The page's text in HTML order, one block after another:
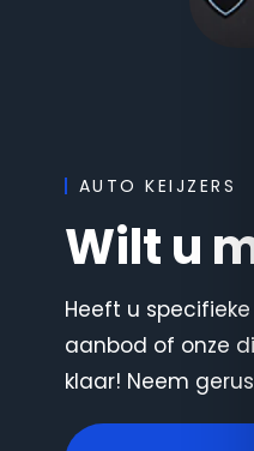
AUTO KEIJZERS
Wilt u
Heeft u
aanbod of onze
klaar! Neem